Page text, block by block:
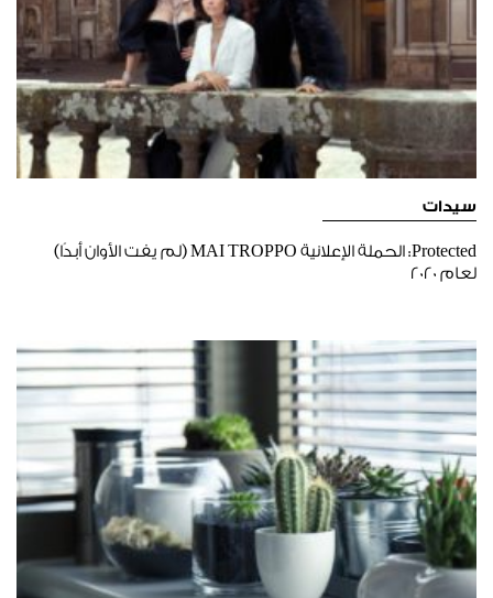
سيدات
Protected: الحملة الإعلانية MAI TROPPO (لم يفت الأوان أبدًا)
لعام 2020